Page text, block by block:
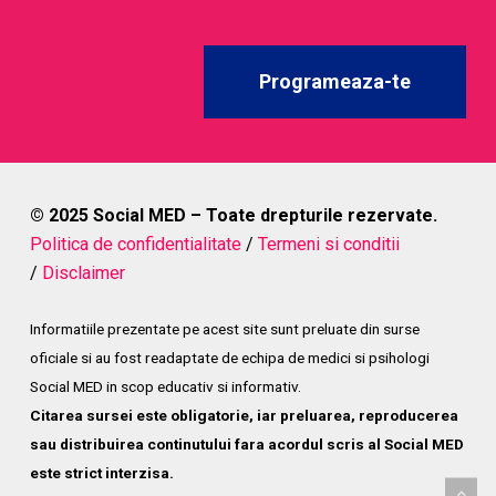
Programeaza-te
© 2025 Social MED – Toate drepturile rezervate.
Politica de confidentialitate/ Termeni si conditii
/ Disclaimer
Informatiile prezentate pe acest site sunt preluate din surse
oficiale si au fost readaptate de echipa de medici si psihologi
Social MED in scop educativ si informativ.
Citarea sursei este obligatorie, iar preluarea, reproducerea
sau distribuirea continutului fara acordul scris al Social MED
este strict interzisa.